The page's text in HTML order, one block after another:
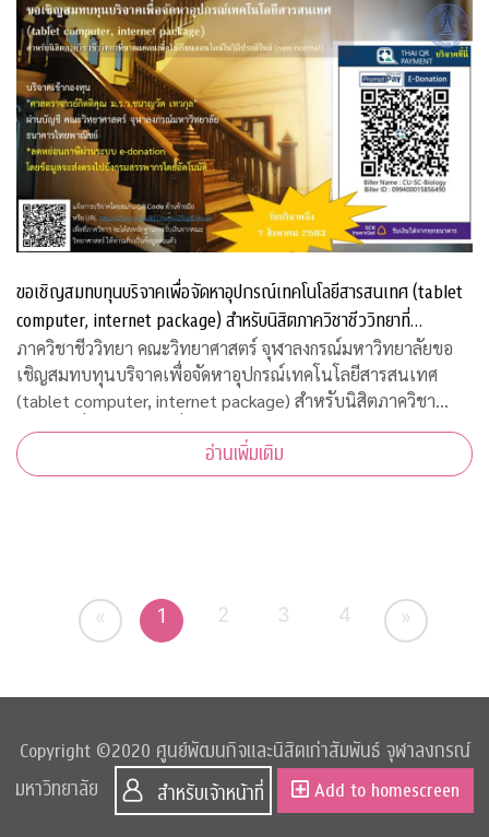
ขอเชิญสมทบทุนบริจาคเพื่อจัดหาอุปกรณ์เทคโนโลยีสารสนเทศ (tablet
computer, internet package) สำหรับนิสิตภาควิชาชีววิทยาที่
ขาดแคลน
ภาควิชาชีววิทยา คณะวิทยาศาสตร์ จุฬาลงกรณ์มหาวิทยาลัยขอ
เชิญสมทบทุนบริจาคเพื่อจัดหาอุปกรณ์เทคโนโลยีสารสนเทศ
(tablet computer, internet package) สำหรับนิสิตภาควิชา
ชีววิทยาที่ขาดแคลน เพื่อใช้เรียนออนไลน์ในวิถีปรกติใหม่ บริจาค
เข้ากองทุน "
อ่านเพิ่มเติม
« 1 2 3 4 »
Copyright ©2020 ศูนย์พัฒนกิจและนิสิตเก่าสัมพันธ์ จุฬาลงกรณ์
มหาวิทยาลัย
สำหรับเจ้าหน้าที่ Add to homescreen